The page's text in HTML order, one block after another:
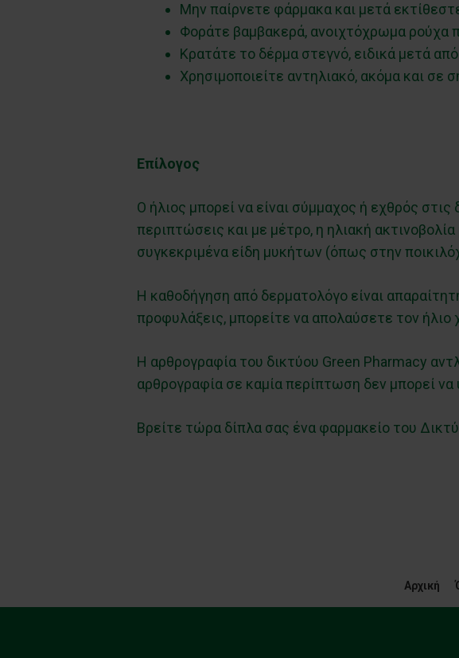
Μην παίρνετε φάρμακα και μετά
Φοράτε βαμβακερά, ανοιχτόχρωμα ρούχα
Κρατάτε το δέρμα στεγνό, ειδικά μετά
Χρησιμοποιείτε αντηλιακό, ακόμα και σε
Επίλογος
Ο ήλιος μπορεί να είναι σύμμαχος ή εχθρός στις
περιπτώσεις και με μέτρο, η ηλιακή
συγκεκριμένα είδη μυκήτων (όπως στην
Η καθοδήγηση από δερματολόγο είναι
προφυλάξεις, μπορείτε να απολαύσετε τον
Η αρθρογραφία του δικτύου Green Pharmacy
αρθρογραφία σε καμία περίπτωση δεν μπορεί
Βρείτε τώρα δίπλα σας ένα φαρμακείο του
Αρχική